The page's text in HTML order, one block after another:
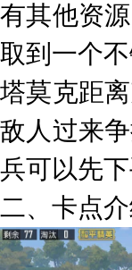
有其他资
取到一个不
塔莫克距
敌人过来
兵可以先下
二、卡点